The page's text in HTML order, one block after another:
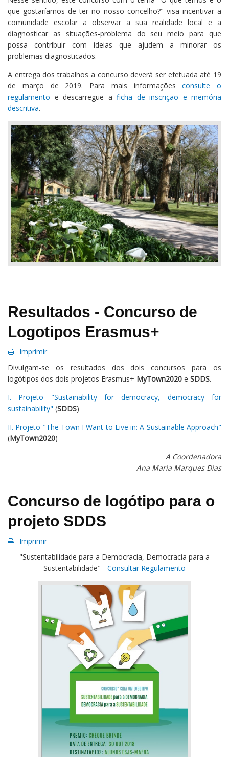
que gostaríamos de ter no nosso concelho?" visa incentivar a
comunidade escolar a observar a sua realidade local e a
diagnosticar as situações-problema do seu meio para que
possa contribuir com ideias que ajudem a minorar os
problemas diagnosticados.
A entrega dos trabalhos a concurso deverá ser efetuada até 19
de março de 2019. Para mais informaçõesconsulte o
regulamento e descarregue a ficha de inscrição e memória
descritiva.
Resultados - Concurso de
Logotipos Erasmus+
Imprimir
Divulgam-se os resultados dos dois concursos para os
logótipos dos dois projetos Erasmus+ MyTown2020 e SDDS.
I. Projeto "Sustainability for democracy, democracy for
sustainability" (SDDS)
II. Projeto "The Town I Want to Live in: A Sustainable Approach"
(MyTown2020)
A Coordenadora
Ana Maria Marques Dias
Concurso de logótipo para o
projeto SDDS
Imprimir
"Sustentabilidade para a Democracia, Democracia para a
Sustentabilidade" - Consultar Regulamento